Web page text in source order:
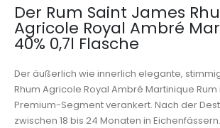
Der Rum Saint James
Agricole Royal Ambré
40% 0,7l Flasche
Der äußerlich wie innerlich elegante,
Rhum Agricole Royal Ambré Martinique Rum
Premium-Segment verankert. Nach der
zwischen 18 bis 24 Monaten in